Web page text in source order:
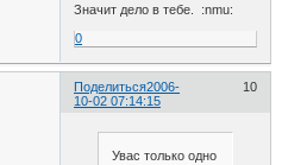
Значит дело в тебе. :nmu:
0
Поделиться 10
2006-
10-02 07:14:15
Увас только одно